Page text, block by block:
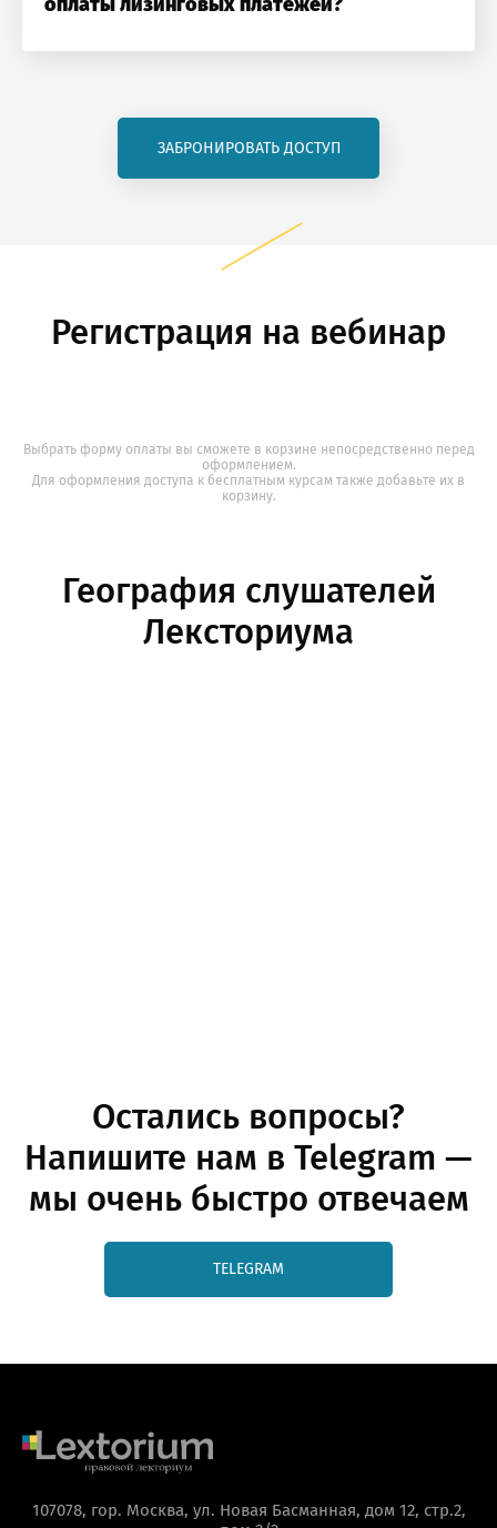
ЗАБРОНИРОВАТЬ ДОСТУП
Регистрация на вебинар
Выбрать форму оплаты вы сможете в корзине непосредственно перед
оформлением.
Для оформления доступа к бесплатным курсам также добавьте их в
корзину.
География слушателей
Лексториума
Остались вопросы?
Напишите нам в Telegram —
мы очень быстро отвечаем
TELEGRAM
107078, гор. Москва, ул. Новая Басманная, дом 12, стр.2,